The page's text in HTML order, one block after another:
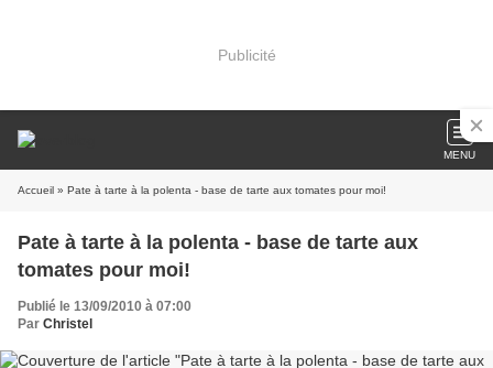
Publicité
MENU
Accueil » Pate à tarte à la polenta - base de tarte aux tomates pour moi!
Pate à tarte à la polenta - base de tarte aux
tomates pour moi!
Publié le 13/09/2010 à 07:00
Par Christel